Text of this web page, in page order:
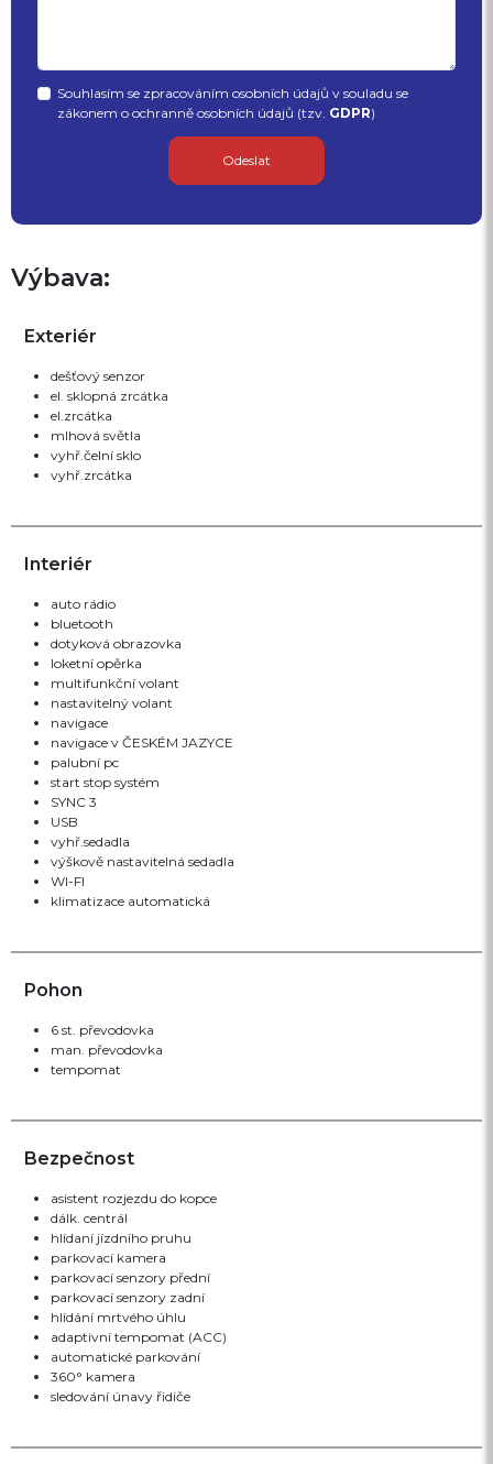
Souhlasím se zpracováním osobních údajů v souladu se
zákonem o ochranně osobních údajů (tzv. GDPR)
Odeslat
Výbava:
Exteriér
dešťový senzor
el. sklopná zrcátka
el.zrcátka
mlhová světla
vyhř.čelní sklo
vyhř.zrcátka
Interiér
auto rádio
bluetooth
dotyková obrazovka
loketní opěrka
multifunkční volant
nastavitelný volant
navigace
navigace v ČESKÉM JAZYCE
palubní pc
start stop systém
SYNC 3
USB
vyhř.sedadla
výškově nastavitelná sedadla
WI-FI
klimatizace automatická
Pohon
6 st. převodovka
man. převodovka
tempomat
Bezpečnost
asistent rozjezdu do kopce
dálk. centrál
hlídaní jízdního pruhu
parkovací kamera
parkovací senzory přední
parkovací senzory zadní
hlídání mrtvého úhlu
adaptivní tempomat (ACC)
automatické parkování
360° kamera
sledování únavy řidiče